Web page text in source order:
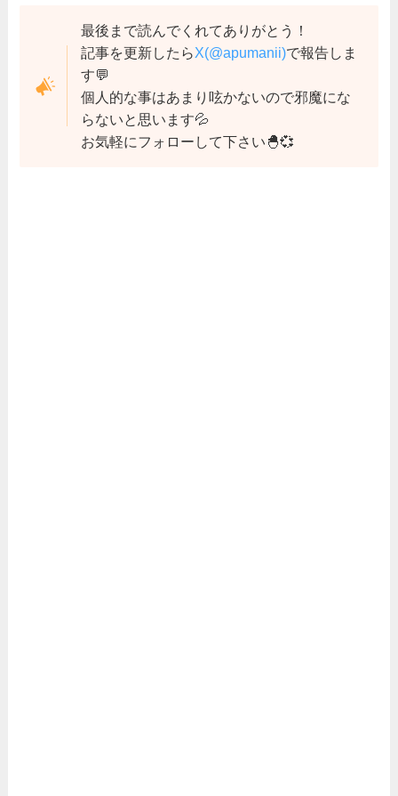
最後まで読んでくれてありがとう！
記事を更新したらX(@apumanii)で報告しま
す💬
個人的な事はあまり呟かないので邪魔にな
らないと思います💦
お気軽にフォローして下さい🐣💞